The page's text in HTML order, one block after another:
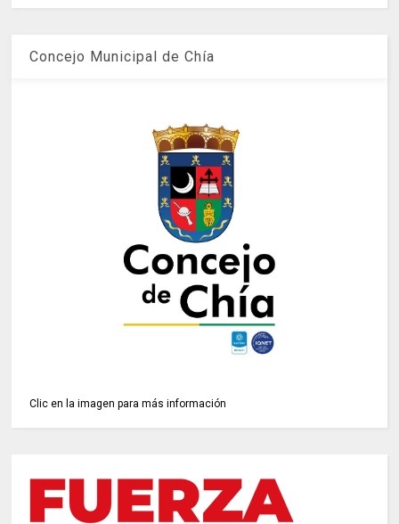
Concejo Municipal de Chía
Clic en la imagen para más información